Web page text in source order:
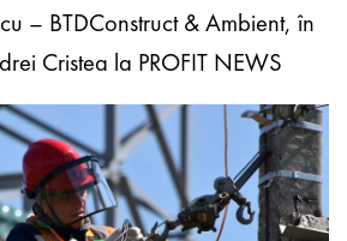
– BTDConstruct & Ambient, în
Cristea la PROFIT NEWS